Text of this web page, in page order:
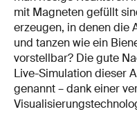
mit Magneten gefüllt
erzeugen, in denen die
und tanzen wie ein
vorstellbar? Die gute
Live-Simulation dieser
genannt – dank einer